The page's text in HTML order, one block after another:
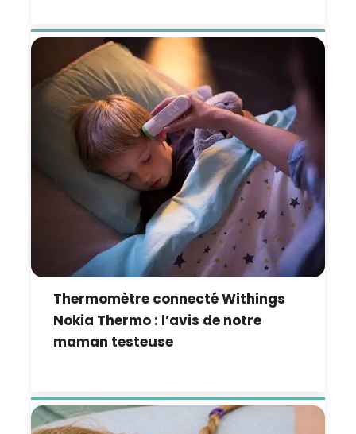
Thermomètre connecté Withings
Nokia Thermo : l’avis de notre
maman testeuse